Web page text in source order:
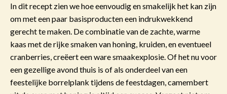
In dit recept zien we hoe eenvoudig en smakelijk het kan zijn
om met een paar basisproducten een indrukwekkend
gerecht te maken. De combinatie van de zachte, warme
kaas met de rijke smaken van honing, kruiden, en eventueel
cranberries, creëert een ware smaakexplosie. Of het nu voor
een gezellige avond thuis is of als onderdeel van een
feestelijke borrelplank tijdens de feestdagen, camembert